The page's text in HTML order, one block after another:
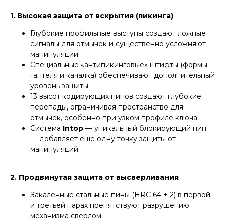
1. Высокая защита от вскрытия (пикинга)
Глубокие профильные выступы создают ложные
сигналы для отмычек и существенно усложняют
манипуляции.
Специальные «антипикинговые» штифты (формы
гантеля и качалка) обеспечивают дополнительный
уровень защиты.
13 высот кодирующих пинов создают глубокие
перепады, ограничивая пространство для
отмычек, особенно при узком профиле ключа.
Система Intop — уникальный блокирующий пин
— добавляет ещё одну точку защиты от
манипуляций.
2. Продвинутая защита от высверливания
Закалённые стальные пины (HRC 64 ± 2) в первой
и третьей парах препятствуют разрушению
механизма сверлом.